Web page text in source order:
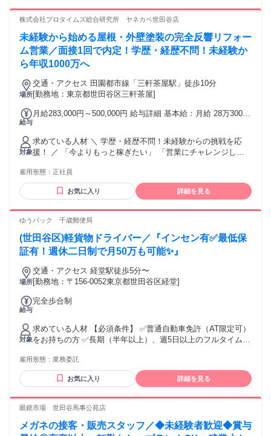
方 ■日本語が堪能な方 （日本語検定N1レベル）
株式会社プロタイムズ総合研究所 ヤネカベ世田谷店
未経験から始める屋根・外壁塗装の完全反響リフォー
ム営業／面接1回で内定！学歴・経歴不問！未経験か
ら年収1000万へ
場所
交通・アクセス 田園都市線「三軒茶屋駅」徒歩10分
[勤務地：東京都世田谷区三軒茶屋]
給与
月給283,000円～500,000円 給与詳細 基本給：月給 28万3000
払われる通勤・皆勤・家族手当金額：あり 全員に一律で支払
われるその他手当金額：なし 月給：28万3,000円〜＋インセン
ティブ＋役職手当 ※固定残業45時間分69,000円を含む （超過
分は別途追加支給いたします） 残業時間が45時間に満たなく
について＞ ☆昇給年2回 1月・7月（正当な評価制度を完備）
☆インセンティブ年6回（偶数月） ┗売り上げに応じて支給
＞＞平均1回支給額：47.7万円 ＜各種手当一覧＞ 役職手当
（正当な評価制度を完備） 時間外手当 休日出勤手当 資格取
得費手当 慶弔手当
対象
求めている人材 ＼ 学歴・経歴不問！未経験からの挑戦を応
援！ ／ 「今よりもっと稼ぎたい」 「営業にチャレンジし
できる仕事がしたい」 そんな想いを持つ方を歓迎します。
【こんな方におすすめ】 ・しっかり稼げる仕事に就きたい方
・営業デビューしたい方 ・人と話すことが好きな方 ・お客様
【歓迎】 ・リフォーム営業経験をお持ちの方 【必須】 ・普
未経験からのスタートです！
雇用形態： 正社員
お気に入り 詳細を見る
ゆうパック 千歳郵便局
(世田谷区)軽貨物ドライバー／『インセン有✅最低保
証有！週休二日制で月50万も可能✨』
場所
交通・アクセス 経堂駅徒歩5分〜
[勤務地：〒156-0052東京都世田谷区経堂]
給与
完全歩合制
対象
求めている人材 【必須条件】 ✅普通自動車免許（AT限定可）
をお持ちの方 ✅長期（半年以上）、週5日以上のフルタイム勤
✅世田谷区エリアの地理に詳しい方 ✅安定した環境で長期的
に長く働きたい方 【求める人物像】 ◆挨拶や声かけを大切に
しチームワークを重視できる方 ◆主体的に効率的なルートを
い方 ◆責任感を持って正確に荷物を届けられる方 【こんな方
安定収入を得たい方 ◆異業種からの転職で体を動かしながら
雇用形態： 業務委託
お気に入り 詳細を見る
眼鏡市場 世田谷馬事公苑店
メガネの接客・販売スタッフ／◆未経験者歓迎◆賞与